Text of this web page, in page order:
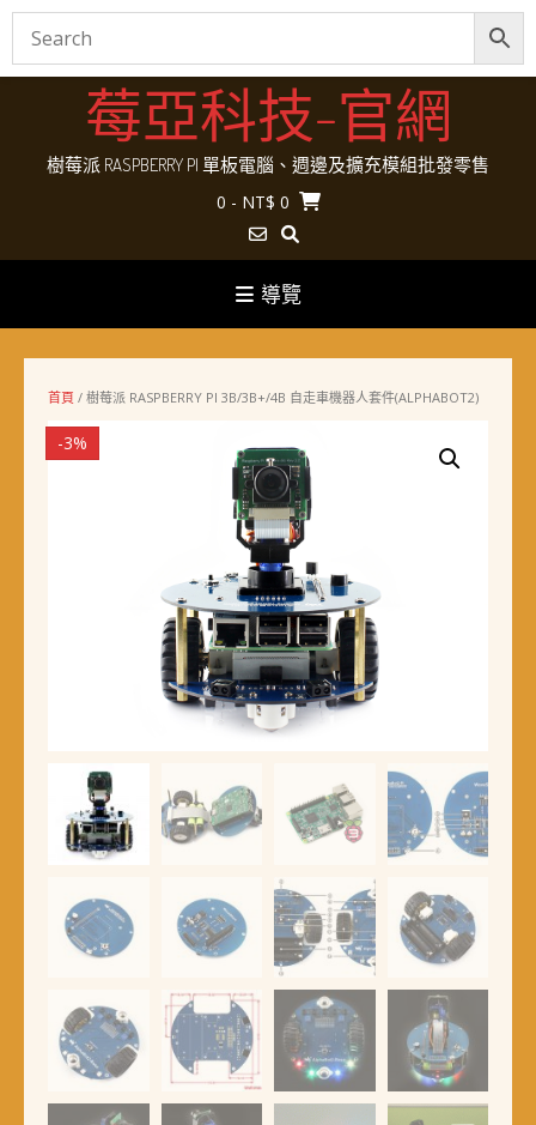
Skip
莓亞科技-官網
樹莓派 RASPBERRY PI 單板電腦、週邊及擴充模組批發零售
0 - NT$ 0
導覽
首頁 / 樹莓派 RASPBERRY PI 3B/3B+/4B 自走車機器人套件(ALPHABOT2)
-3%